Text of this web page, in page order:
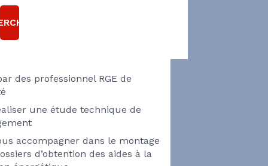
RÉNOVATION
?
des professionnel RGE de
une étude technique de
accompagner dans le montage
d’obtention des aides à la